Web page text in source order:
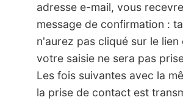
adresse e-mail, vous
message de confirmation :
n'aurez pas cliqué sur le
votre saisie ne sera pas
Les fois suivantes avec la
la prise de contact est